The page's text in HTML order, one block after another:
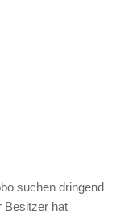
suchen dringend
Besitzer hat